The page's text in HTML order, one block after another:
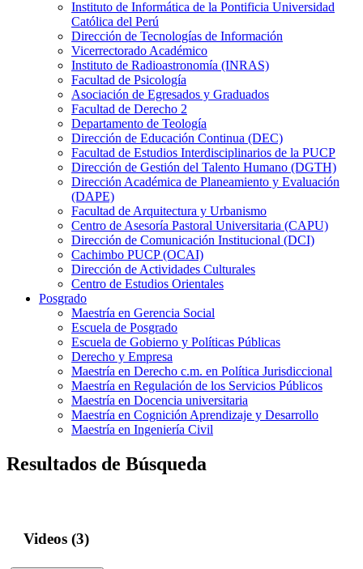
Instituto de Informática de la Pontificia Universidad
Católica del Perú
Dirección de Tecnologías de Información
Vicerrectorado Académico
Instituto de Radioastronomía (INRAS)
Facultad de Psicología
Asociación de Egresados y Graduados
Facultad de Derecho 2
Departamento de Teología
Dirección de Educación Continua (DEC)
Facultad de Estudios Interdisciplinarios de la PUCP
Dirección de Gestión del Talento Humano (DGTH)
Dirección Académica de Planeamiento y Evaluación
(DAPE)
Facultad de Arquitectura y Urbanismo
Centro de Asesoría Pastoral Universitaria (CAPU)
Dirección de Comunicación Institucional (DCI)
Cachimbo PUCP (OCAI)
Dirección de Actividades Culturales
Centro de Estudios Orientales
Posgrado
Maestría en Gerencia Social
Escuela de Posgrado
Escuela de Gobierno y Políticas Públicas
Derecho y Empresa
Maestría en Derecho c.m. en Política Jurisdiccional
Maestría en Regulación de los Servicios Públicos
Maestría en Docencia universitaria
Maestría en Cognición Aprendizaje y Desarrollo
Maestría en Ingeniería Civil
Resultados de Búsqueda
Videos (3)